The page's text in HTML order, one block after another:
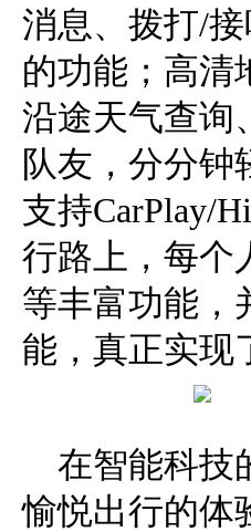
消息、拨打/
的功能；高清
沿途天气查询
队友，分分钟
支持CarPlay/
行路上，每个
等丰富功能，
能，真正实现
在智能科技
愉悦出行的体